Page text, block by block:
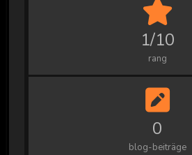
1/10
rang
0
blog-beiträge